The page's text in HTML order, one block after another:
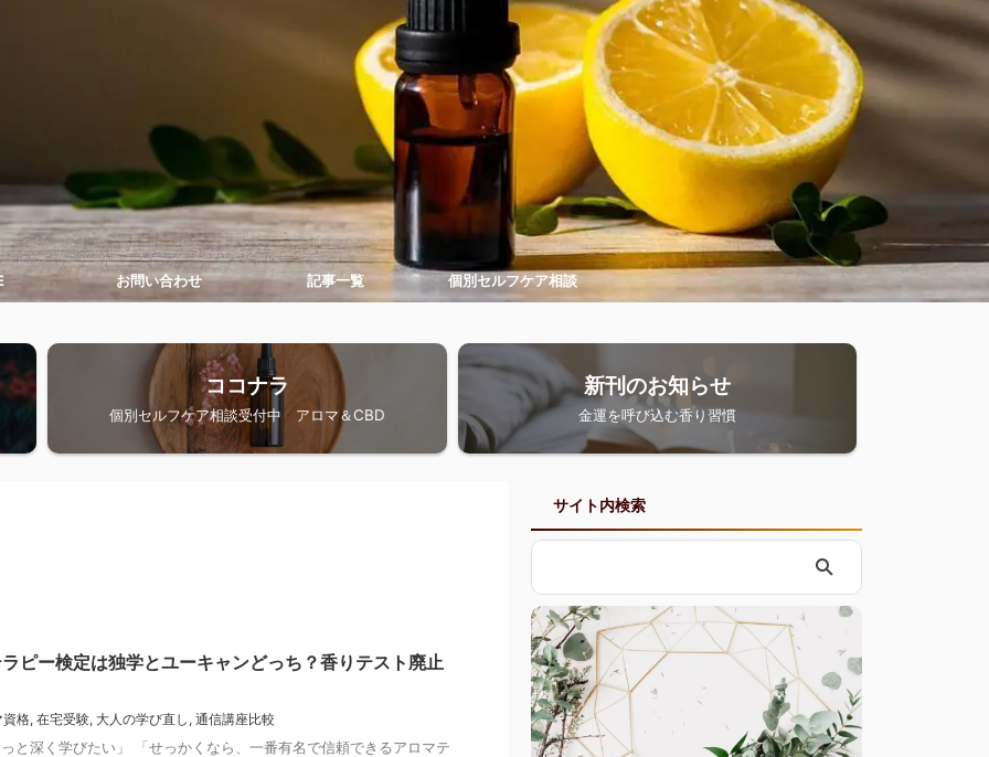
お問い合わせ 記事一覧 個別セルフケア相談
ココナラ
個別セルフケア相談受付中 アロマ＆CBD
新刊のお知らせ
金運を呼び込む香り習慣
ピー検定は独学とユーキャンどっち？香りテスト廃止
資格, 在宅受験, 大人の学び直し , 通信講座比較
と深く学びたい」 「せっかくなら、一番有名で信頼できるアロマテ
サイト内検索